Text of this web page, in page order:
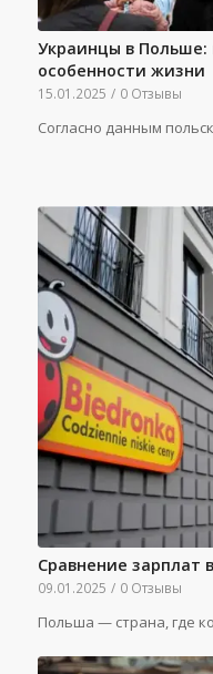
Украинцы в
особенности жизни
15.01.2025 / 0 Отзывы
Согласно данным
Сравнение зарплат
09.01.2025 / 0 Отзывы
Польша — страна, где